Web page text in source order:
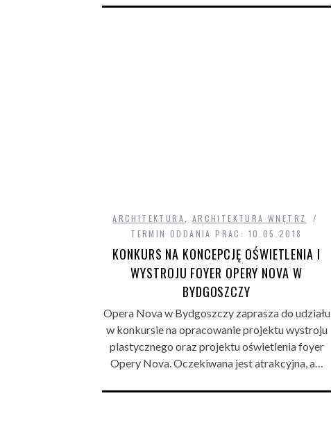
ARCHITEKTURA
ARCHITEKTURA WNĘTRZ
TERMIN ODDANIA PRAC: 10.05.2018
KONKURS NA KONCEPCJĘ OŚWIETLENIA I
WYSTROJU FOYER OPERY NOVA W
BYDGOSZCZY
Opera Nova w Bydgoszczy zaprasza do udziału
w konkursie na opracowanie projektu wystroju
plastycznego oraz projektu oświetlenia foyer
Opery Nova. Oczekiwana jest atrakcyjna, a…